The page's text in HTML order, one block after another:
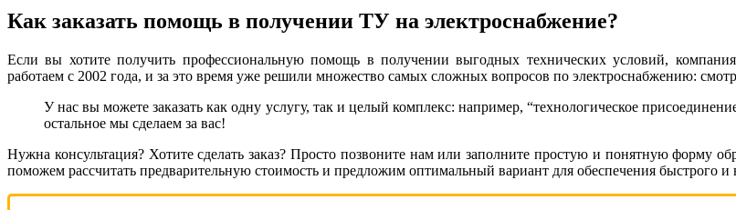
Как заказать помощь в получении ТУ на электроснабжение?
Если вы хотите получить профессиональную помощь в получении выгодных технических условий,
работаем с 2002 года, и за это время уже решили множество самых сложных вопросов по электроснабжению:
У нас вы можете заказать как одну услугу, так и целый комплекс: например, “технологическое
остальное мы сделаем за вас!
Нужна консультация? Хотите сделать заказ? Просто позвоните нам или заполните простую и понятную форму
поможем рассчитать предварительную стоимость и предложим оптимальный вариант для обеспечения быстрого и